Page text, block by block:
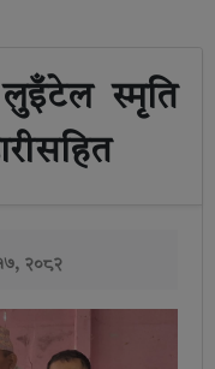
लुइँटेल स्मृति
२०८२